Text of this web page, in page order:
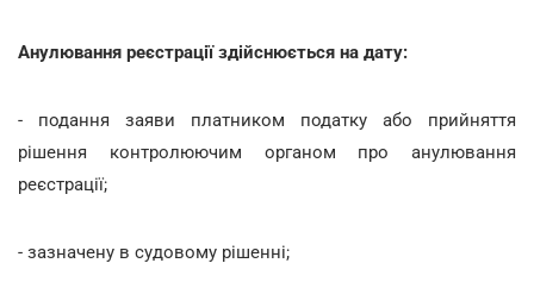
Анулювання реєстрації здійснюється на дату:
- подання заяви платником податку або прийняття
рішення контролюючим органом про анулювання
реєстрації;
- зазначену в судовому рішенні;